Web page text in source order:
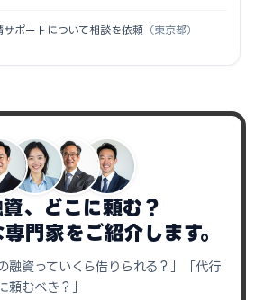
サポートについて相談を依頼 （東京都）
、どこに頼む？
門家をご紹介します。
融資っていくら借りられる？」「代行
頼むべき？」